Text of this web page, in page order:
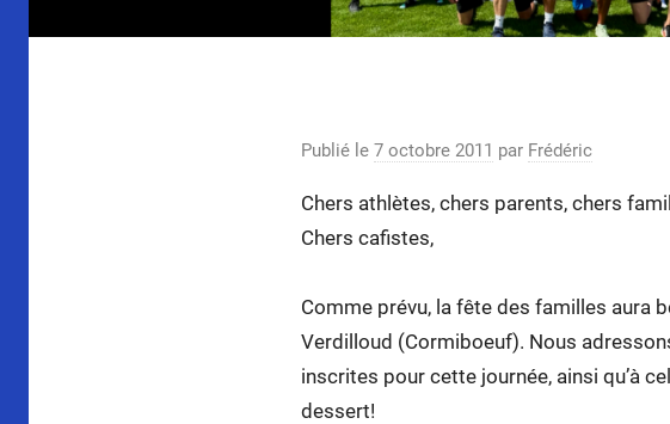
Publié le 7 octobre 2011 par Frédéric
Chers athlètes, chers parents, chers
Chers cafistes,
Comme prévu, la fête des familles aura
Verdilloud (Cormiboeuf). Nous
inscrites pour cette journée, ainsi qu’à
dessert!